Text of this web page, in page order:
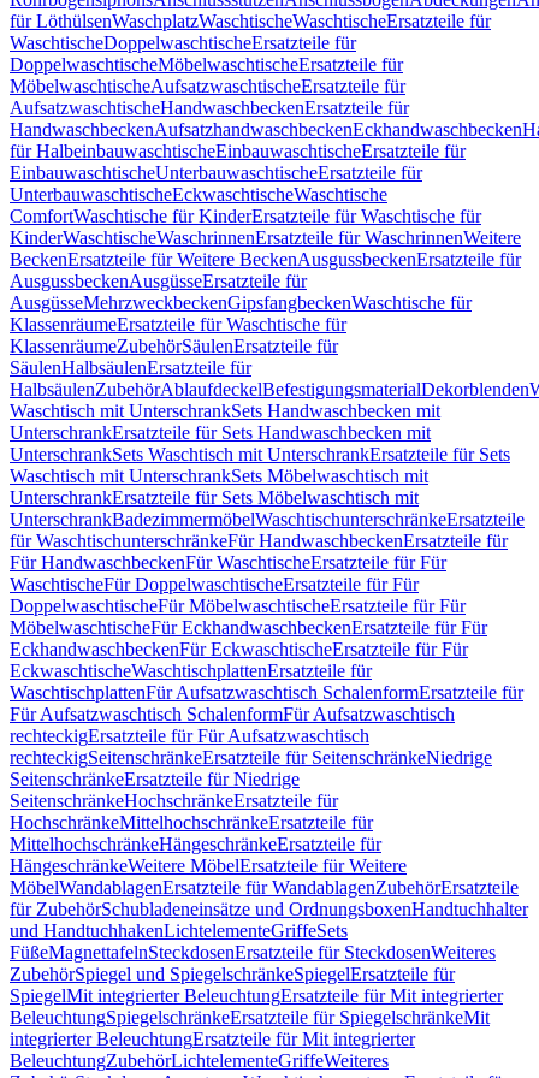
für LöthülsenWaschplatzWaschtischeWaschtischeErsatzteile für
WaschtischeDoppelwaschtischeErsatzteile für
DoppelwaschtischeMöbelwaschtischeErsatzteile für
MöbelwaschtischeAufsatzwaschtischeErsatzteile für
AufsatzwaschtischeHandwaschbeckenErsatzteile für
HandwaschbeckenAufsatzhandwaschbeckenEckhandwaschbecken
für HalbeinbauwaschtischeEinbauwaschtischeErsatzteile für
EinbauwaschtischeUnterbauwaschtischeErsatzteile für
UnterbauwaschtischeEckwaschtischeWaschtische
ComfortWaschtische für KinderErsatzteile für Waschtische für
KinderWaschtischeWaschrinnenErsatzteile für WaschrinnenWeitere
BeckenErsatzteile für Weitere BeckenAusgussbeckenErsatzteile für
AusgussbeckenAusgüsseErsatzteile für
AusgüsseMehrzweckbeckenGipsfangbeckenWaschtische für
KlassenräumeErsatzteile für Waschtische für
KlassenräumeZubehörSäulenErsatzteile für
SäulenHalbsäulenErsatzteile für
HalbsäulenZubehörAblaufdeckelBefestigungsmaterialDekorblenden
Waschtisch mit UnterschrankSets Handwaschbecken mit
UnterschrankErsatzteile für Sets Handwaschbecken mit
UnterschrankSets Waschtisch mit UnterschrankErsatzteile für Sets
Waschtisch mit UnterschrankSets Möbelwaschtisch mit
UnterschrankErsatzteile für Sets Möbelwaschtisch mit
UnterschrankBadezimmermöbelWaschtischunterschränkeErsatzteile
für WaschtischunterschränkeFür HandwaschbeckenErsatzteile für
Für HandwaschbeckenFür WaschtischeErsatzteile für Für
WaschtischeFür DoppelwaschtischeErsatzteile für Für
DoppelwaschtischeFür MöbelwaschtischeErsatzteile für Für
MöbelwaschtischeFür EckhandwaschbeckenErsatzteile für Für
EckhandwaschbeckenFür EckwaschtischeErsatzteile für Für
EckwaschtischeWaschtischplattenErsatzteile für
WaschtischplattenFür Aufsatzwaschtisch SchalenformErsatzteile für
Für Aufsatzwaschtisch SchalenformFür Aufsatzwaschtisch
rechteckigErsatzteile für Für Aufsatzwaschtisch
rechteckigSeitenschränkeErsatzteile für SeitenschränkeNiedrige
SeitenschränkeErsatzteile für Niedrige
SeitenschränkeHochschränkeErsatzteile für
HochschränkeMittelhochschränkeErsatzteile für
MittelhochschränkeHängeschränkeErsatzteile für
HängeschränkeWeitere MöbelErsatzteile für Weitere
MöbelWandablagenErsatzteile für WandablagenZubehörErsatzteile
für ZubehörSchubladeneinsätze und OrdnungsboxenHandtuchhalter
und HandtuchhakenLichtelementeGriffeSets
FüßeMagnettafelnSteckdosenErsatzteile für SteckdosenWeiteres
ZubehörSpiegel und SpiegelschränkeSpiegelErsatzteile für
SpiegelMit integrierter BeleuchtungErsatzteile für Mit integrierter
BeleuchtungSpiegelschränkeErsatzteile für SpiegelschränkeMit
integrierter BeleuchtungErsatzteile für Mit integrierter
BeleuchtungZubehörLichtelementeGriffeWeiteres